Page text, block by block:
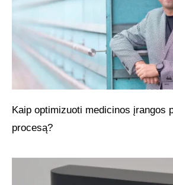
Kaip optimizuoti medicinos įrangos
procesą?